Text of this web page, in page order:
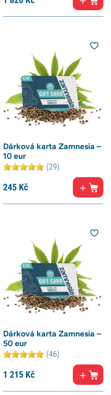
Dárková karta Zamnesia –
10 eur
(29)
245 Kč
Dárková karta Zamnesia –
50 eur
(46)
1 215 Kč